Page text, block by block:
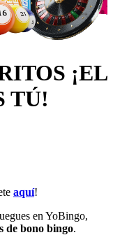
¡EL
TÚ!
aquí!
en YoBingo,
de bono bingo.